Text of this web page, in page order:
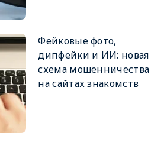
Фейковые фото,
дипфейки и ИИ: новая
схема мошенничества
на сайтах знакомств